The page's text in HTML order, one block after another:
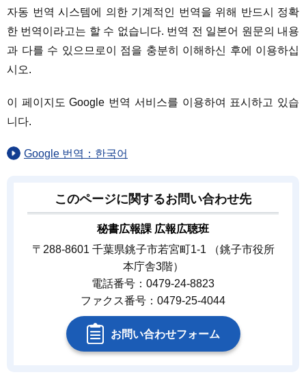
자동 번역 시스템에 의한 기계적인 번역을 위해 반드시 정확
한 번역이라고는 할 수 없습니다. 번역 전 일본어 원문의 내용
과 다를 수 있으므로이 점을 충분히 이해하신 후에 이용하십
시오.
이 페이지도 Google 번역 서비스를 이용하여 표시하고 있습
니다.
Google 번역：한국어
このページに関するお問い合わせ先
秘書広報課 広報広聴班
〒288-8601 千葉県銚子市若宮町1-1 （銚子市役所
本庁舎3階）
電話番号：0479-24-8823
ファクス番号：0479-25-4044
お問い合わせフォーム